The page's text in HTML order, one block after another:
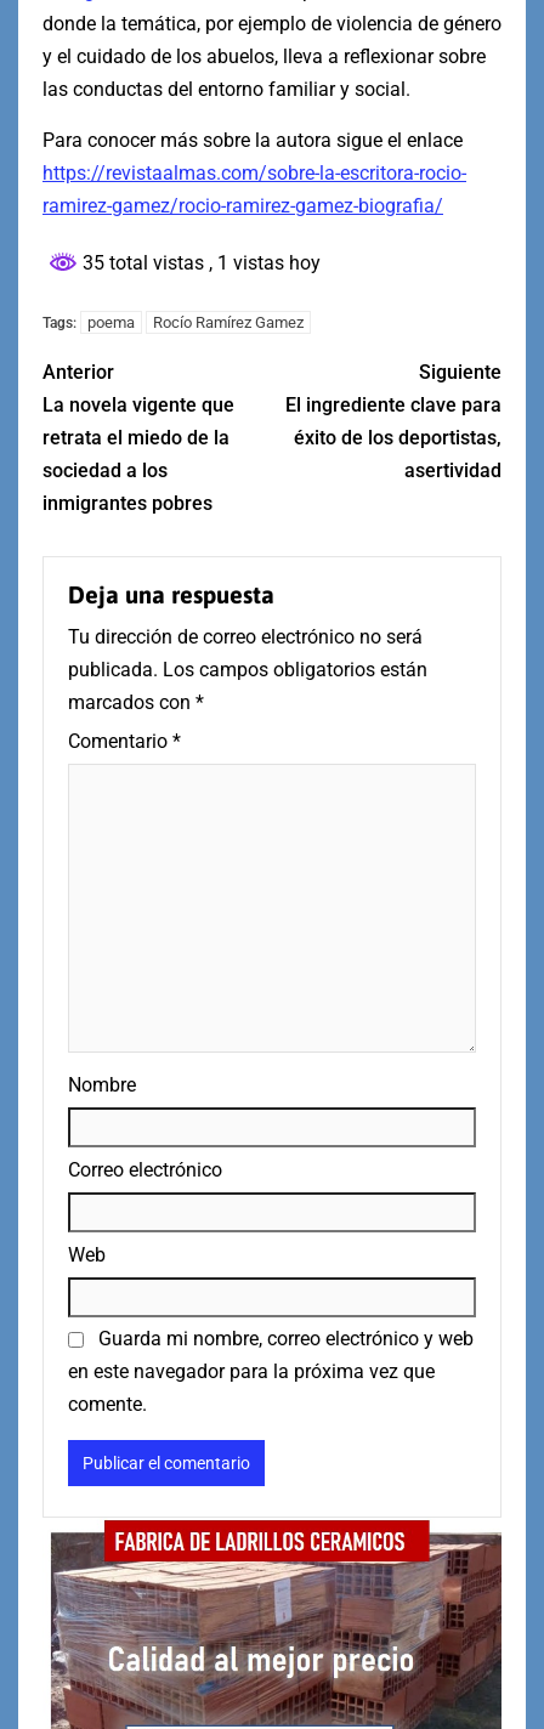
donde la temática, por ejemplo de violencia de género
y el cuidado de los abuelos, lleva a reflexionar sobre
las conductas del entorno familiar y social.
Para conocer más sobre la autora sigue el enlace
https://revistaalmas.com/sobre-la-escritora-rocio-
ramirez-gamez/rocio-ramirez-gamez-biografia/
35 total vistas , 1 vistas hoy
Tags: poema Rocío Ramírez Gamez
Anterior
La novela vigente que
retrata el miedo de la
sociedad a los
inmigrantes pobres
Siguiente
El ingrediente clave para
éxito de los deportistas,
asertividad
Deja una respuesta
Tu dirección de correo electrónico no será
publicada. Los campos obligatorios están
marcados con *
Comentario *
Nombre
Correo electrónico
Web
Guarda mi nombre, correo electrónico y web
en este navegador para la próxima vez que
comente.